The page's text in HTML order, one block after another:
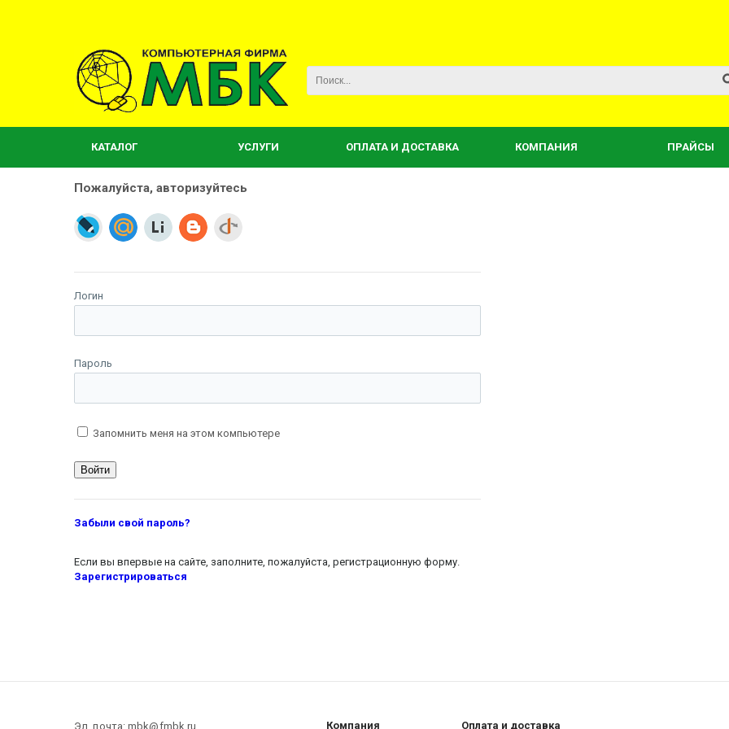
КАТАЛОГ УСЛУГИ ОПЛАТА И ДОСТАВКА КОМПАНИЯ ПРАЙСЫ
Пожалуйста, авторизуйтесь
Логин
Пароль
Запомнить меня на этом компьютере
Забыли свой пароль?
Если вы впервые на сайте, заполните, пожалуйста, регистрационную форму.
Зарегистрироваться
Эл. почта: mbk@fmbk.ru Компания Оплата и доставка